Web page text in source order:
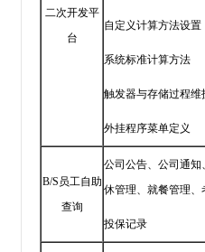
二次开发平
台
自定义计算方法设置
系统标准计算方法
触发器与存储过程维
外挂程序菜单定义
B/S员工自助
查询
公司公告、公司通
休管理、就餐管理
投保记录